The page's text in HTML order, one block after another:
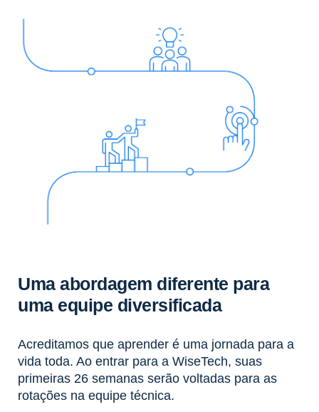
Uma abordagem diferente para
uma equipe diversificada
Acreditamos que aprender é uma jornada para a
vida toda. Ao entrar para a WiseTech, suas
primeiras 26 semanas serão voltadas para as
rotações na equipe técnica.